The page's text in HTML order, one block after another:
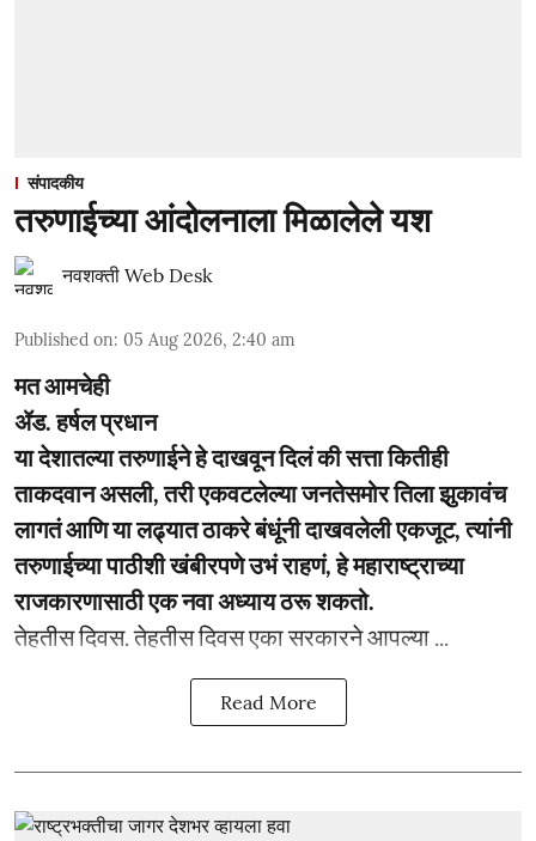
संपादकीय
तरुणाईच्या आंदोलनाला मिळालेले यश
नवशक्ती Web Desk
Published on: 05 Aug 2026, 2:40 am
मत आमचेही
ॲड. हर्षल प्रधान
या देशातल्या तरुणाईने हे दाखवून दिलं की सत्ता कितीही
ताकदवान असली, तरी एकवटलेल्या जनतेसमोर तिला झुकावंच
लागतं आणि या लढ्यात ठाकरे बंधूंनी दाखवलेली एकजूट, त्यांनी
तरुणाईच्या पाठीशी खंबीरपणे उभं राहणं, हे महाराष्ट्राच्या
राजकारणासाठी एक नवा अध्याय ठरू शकतो.
­­तेहतीस दिवस. तेहतीस दिवस एका सरकारने आपल्या ...
Read More